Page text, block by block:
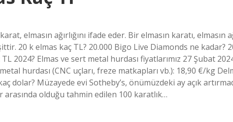
elmasın ağırlığını ifade eder. Bir elmasın karatı, elmasın
20 k elmas kaç TL? 20.000 Bigo Live Diamonds ne kadar?
2024? Elmas ve sert metal hurdası fiyatlarımız 27 Şubat
hurdası (CNC uçları, freze matkapları vb.): 18,90 €/kg
dolar? Müzayede evi Sotheby’s, önümüzdeki ay açık
olduğu tahmin edilen 100 karatlık…